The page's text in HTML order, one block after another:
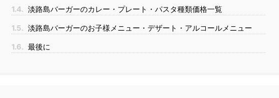
1.4. 淡路島バーガーのカレー・プレート・パスタ種類価格一覧
1.5. 淡路島バーガーのお子様メニュー・デザート・アルコールメニュー
1.6. 最後に